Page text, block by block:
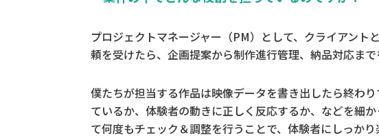
プロジェクトマネージャー（PM）として、クライアン
頼を受けたら、企画提案から制作進行管理、納品対応まで
僕たちが担当する作品は映像データを書き出したら終わ
ているか、体験者の動きに正しく反応するか、などを細
て何度もチェック＆調整を行うことで、体験者にしっか